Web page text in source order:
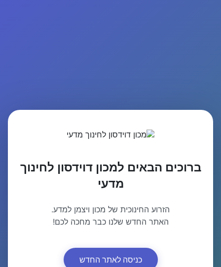
ברוכים הבאים למכון דוידסון לחינוך
מדעי
הזרוע החינוכית של מכון ויצמן למדע.
האתר החדש שלנו כבר מחכה לכם!
כניסה לאתר החדש